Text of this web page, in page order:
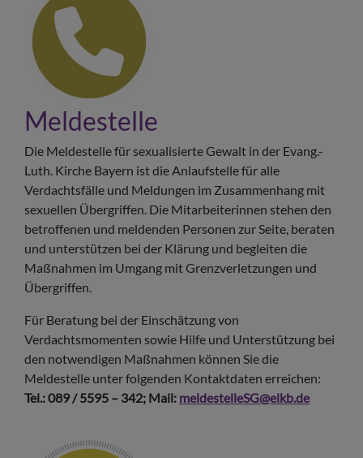
Meldestelle
Die Meldestelle für sexualisierte Gewalt in der Evang.-
Luth. Kirche Bayern ist die Anlaufstelle für alle
Verdachtsfälle und Meldungen im Zusammenhang mit
sexuellen Übergriffen. Die Mitarbeiterinnen stehen den
betroffenen und meldenden Personen zur Seite, beraten
und unterstützen bei der Klärung und begleiten die
Maßnahmen im Umgang mit Grenzverletzungen und
Übergriffen.
Für Beratung bei der Einschätzung von
Verdachtsmomenten sowie Hilfe und Unterstützung bei
den notwendigen Maßnahmen können Sie die
Meldestelle unter folgenden Kontaktdaten erreichen:
Tel.: 089 / 5595 – 342; Mail: meldestelleSG@elkb.de